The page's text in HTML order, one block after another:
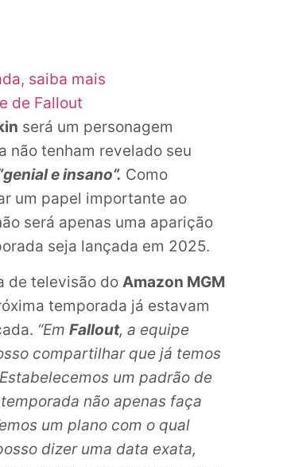
saiba mais
de Fallout
será um personagem
não tenham revelado seu
e insano”. Como
um papel importante ao
será apenas uma aparição
seja lançada em 2025.
de televisão do Amazon MGM
temporada já estavam
“Em Fallout, a equipe
compartilhar que já temos
um padrão de
não apenas faça
um plano com o qual
dizer uma data exata,